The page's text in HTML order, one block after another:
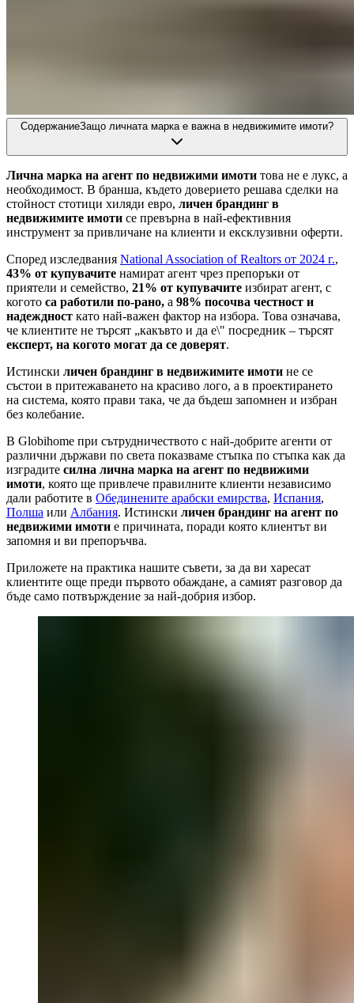
СодержаниеЗащо личната марка е важна в недвижимите имоти?
Лична марка на агент по недвижими имоти това не е лукс, а
необходимост. В бранша, където доверието решава сделки на
стойност стотици хиляди евро, личен брандинг в
недвижимите имоти се превърна в най-ефективния
инструмент за привличане на клиенти и ексклузивни оферти.
Според изследвания National Association of Realtors от 2024 г.,
43% от купувачите намират агент чрез препоръки от
приятели и семейство, 21% от купувачите избират агент, с
когото са работили по-рано, а 98% посочва честност и
надеждност като най-важен фактор на избора. Това означава,
че клиентите не търсят „какъвто и да е\" посредник – търсят
експерт, на когото могат да се доверят.
Истински личен брандинг в недвижимите имоти не се
състои в притежаването на красиво лого, а в проектирането
на система, която прави така, че да бъдеш запомнен и избран
без колебание.
В Globihome при сътрудничеството с най-добрите агенти от
различни държави по света показваме стъпка по стъпка как да
изградите силна лична марка на агент по недвижими
имоти, която ще привлече правилните клиенти независимо
дали работите в Обединените арабски емирства, Испания,
Полша или Албания. Истински личен брандинг на агент по
недвижими имоти е причината, поради която клиентът ви
запомня и ви препоръчва.
Приложете на практика нашите съвети, за да ви харесат
клиентите още преди първото обаждане, а самият разговор да
бъде само потвърждение за най-добрия избор.